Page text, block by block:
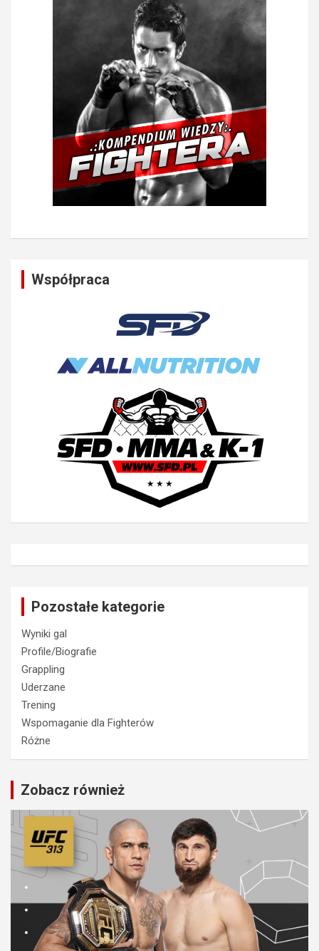
Współpraca
Pozostałe kategorie
Wyniki gal
Profile/Biografie
Grappling
Uderzane
Trening
Wspomaganie dla Fighterów
Różne
Zobacz również